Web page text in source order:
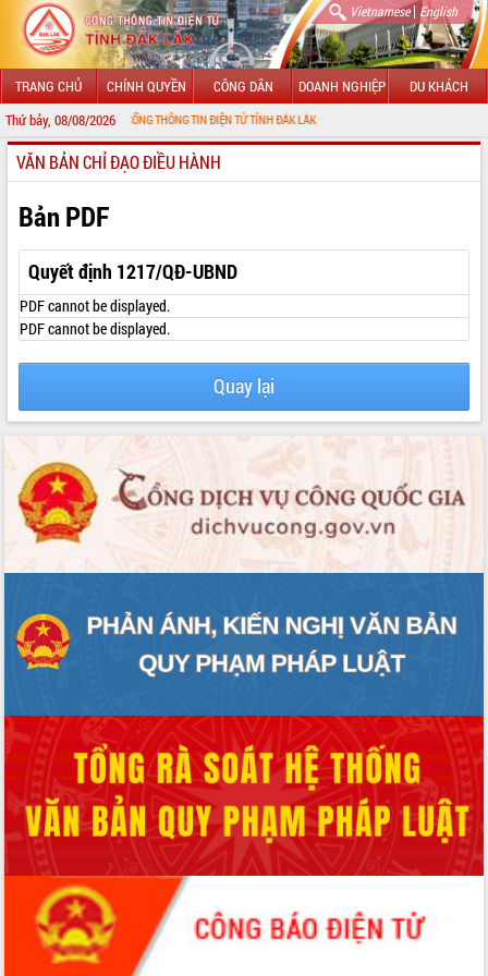
Vietnamese| English
TRANG CHỦ CHÍNH QUYỀN CÔNG DÂN DOANH NGHIỆP DU KHÁCH
Thứ bảy, 08/08/2026
ĐẾN VỚI CỔNG THÔNG TIN ĐIỆN TỬ TỈNH ĐẮK LẮK
GIỚI THIỆU
LÃNH ĐẠO UBND TỈNH
TIN TỨC SỰ KIỆN
SỞ, BAN, NGÀNH
UBND CÁC XÃ, PHƯỜNG
HỆ THỐNG VĂN BẢN
VĂN BẢN HĐND TỈNH
ĐIỂM TIN VĂN BẢN
QUY HOẠCH - KẾ HOẠCH
VĂN BẢN CHỈ ĐẠO ĐIỀU HÀNH
Bản PDF
Quyết định 1217/QĐ-UBND
PDF cannot be displayed.
PDF cannot be displayed.
Quay lại